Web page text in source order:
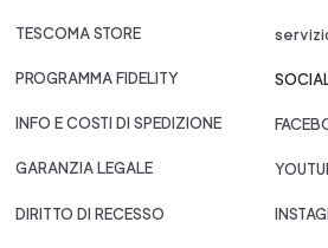
TESCOMA STORE
PROGRAMMA FIDELITY
INFO E COSTI DI SPEDIZIONE
GARANZIA LEGALE
DIRITTO DI RECESSO